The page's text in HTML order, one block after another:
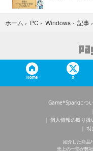
ホーム › PC › Windows › 記事 ›
Home X
Game*Sparkにつ
個人情報の取り扱
紹介した商品/
売上の一部が弊